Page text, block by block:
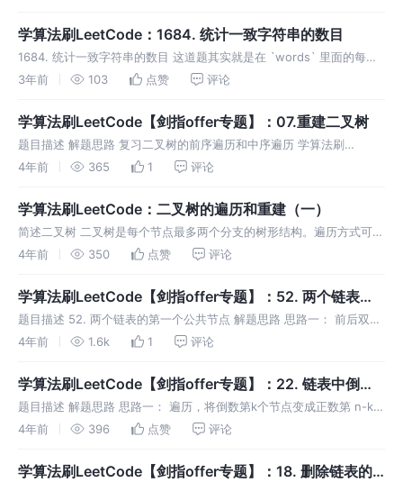
学算法刷LeetCode：1684. 统计一致字符串的数目
1684. 统计一致字符串的数目 这道题其实就是在 `words` 里面的每个
字符串找是否有不在 `allowed` 中的字母出现。
3年前 103 点赞 评论
学算法刷LeetCode【剑指offer专题】：07.重建二叉树
题目描述 解题思路 复习二叉树的前序遍历和中序遍历 学算法刷
LeetCode：二叉树的遍历和重建（一） 分析 我们知道，二叉树的前序
的子问
4年前 365 1 评论
学算法刷LeetCode：二叉树的遍历和重建（一）
简述二叉树 二叉树是每个节点最多两个分支的树形结构。遍历方式可以
从上向下逐层遍历，先访问离根最近的节点，称为广度优先遍历，也可
据根节点的访
4年前 350 点赞 评论
学算法刷LeetCode【剑指offer专题】：52. 两个链表的
第一个公共节点
题目描述 52. 两个链表的第一个公共节点 解题思路 思路一： 前后双指
针（数节点） 前后双指针其实指的是一个指针先走 n 步，另一个指针
4年前 1.6k 1 评论
学算法刷LeetCode【剑指offer专题】：22. 链表中倒数
第k个节点
题目描述 解题思路 思路一： 遍历，将倒数第k个节点变成正数第 n-k
个节点 单链表算倒数第 K 个节点的难处在于无法从尾向头遍历，只能
4年前 396 点赞 评论
学算法刷LeetCode【剑指offer专题】：18. 删除链表的